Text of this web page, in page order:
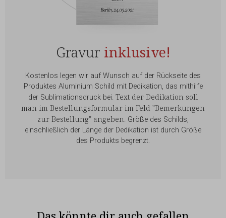
Gravur inklusive!
Kostenlos legen wir auf Wunsch auf der Rückseite des
Produktes Aluminium Schild mit Dedikation, das mithilfe
der Sublimationsdruck bei. Text der Dedikation soll
man im Bestellungsformular im Feld "Bemerkungen
zur Bestellung" angeben. Größe des Schilds,
einschließlich der Länge der Dedikation ist durch Größe
des Produkts begrenzt.